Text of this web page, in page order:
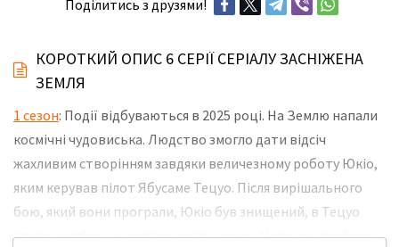
Поділитись з друзями!
КОРОТКИЙ ОПИС 6 СЕРІЇ СЕРІАЛУ ЗАСНІЖЕНА
ЗЕМЛЯ
1 сезон: Події відбуваються в 2025 році. На Землю напали
космічні чудовиська. Людство змогло дати відсіч
жахливим створінням завдяки величезному роботу Юкіо,
яким керував пілот Ябусаме Тецуо. Після вирішального
бою, який вони програли, Юкіо був знищений, в Тецуо
впав в анабіоз на довгих десять років. Коли він прийшов